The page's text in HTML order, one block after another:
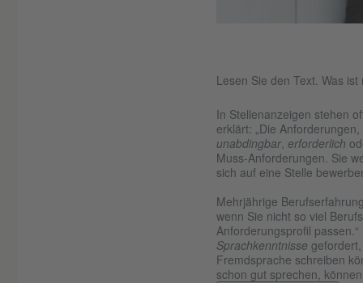
Lesen Sie den Text. Was
In Stellenanzeigen stehen
erklärt: „Die
unabdingbar, erforderlich
Muss-Anforderungen. Sie
sich auf eine Stelle
Mehrjährige
wenn Sie nicht so viel
Anforderungsprofil
Sprachkenntnisse
Fremdsprache schreiben
schon gut sprechen,